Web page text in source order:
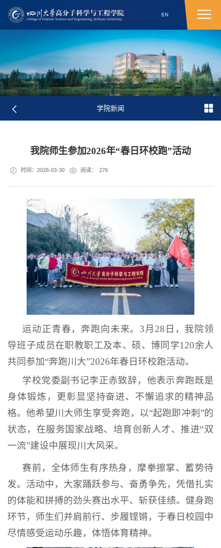
EN
学院新闻
我院师生参加2026年“春日环校跑”活动
时间：2026-03-30 阅读： 276
运动正青春，奔跑向未来。3月28日，我院领
导班子成员在职教职工及本、硕、博同学120余人
共同参加“奔跑川大”2026年春日环校跑活动。
学校党委副书记李正赤致辞，他表示奔跑既是
身体锻炼，更彰显坚持奋进、不懈追求的精神品
格。他希望川大师生享受奔跑，以“起跑即冲刺”的
状态，在服务国家战略、培育创新人才、推进“双
一流”建设中展现川大风采。
赛前，全体师生有序热身，摩拳擦掌、蓄势待
发。活动中，大家踊跃参与、奋勇争先，凭借扎实
的体能和拼搏的劲头赛出水平、斩获佳绩。健身跑
环节，师生们并肩前行、步履铿锵，于春日校园中
尽情感受运动乐趣，体悟体育精神。